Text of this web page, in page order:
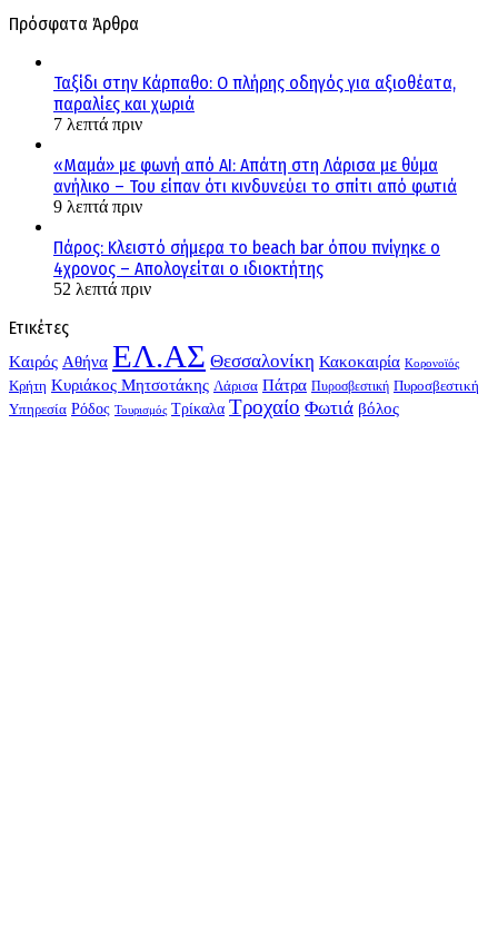
Πρόσφατα Άρθρα
Ταξίδι στην Κάρπαθο: Ο πλήρης οδηγός για αξιοθέατα,
παραλίες και χωριά
7 λεπτά πριν
«Μαμά» με φωνή από AI: Απάτη στη Λάρισα με θύμα
ανήλικο – Του είπαν ότι κινδυνεύει το σπίτι από φωτιά
9 λεπτά πριν
Πάρος: Κλειστό σήμερα το beach bar όπου πνίγηκε ο
4χρονος – Απολογείται ο ιδιοκτήτης
52 λεπτά πριν
Ετικέτες
Kαιρός Αθήνα ΕΛ.ΑΣ Θεσσαλονίκη Κακοκαιρία Κορονοϊός
Κρήτη Κυριάκος Μητσοτάκης Λάρισα Πάτρα Πυροσβεστική Πυροσβεστική
Υπηρεσία Ρόδος Τουρισμός Τρίκαλα Τροχαίο Φωτιά βόλος